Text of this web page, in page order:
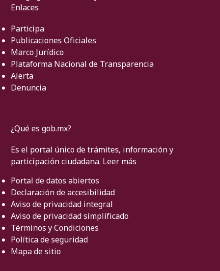
Enlaces
Participa
Publicaciones Oficiales
Marco Jurídico
Plataforma Nacional de Transparencia
Alerta
Denuncia
¿Qué es gob.mx?
Es el portal único de trámites, información y
participación ciudadana. Leer más
Portal de datos abiertos
Declaración de accesibilidad
Aviso de privacidad integral
Aviso de privacidad simplificado
Términos y Condiciones
Política de seguridad
Mapa de sitio